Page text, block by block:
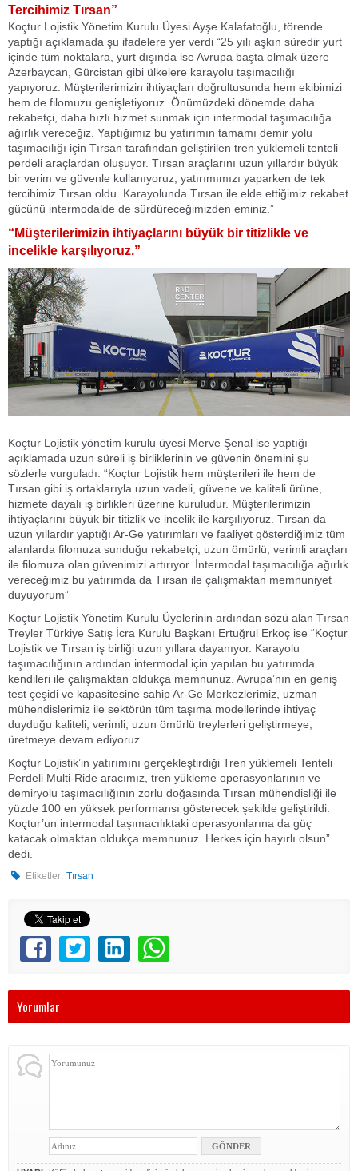
Tercihimiz Tırsan”
Koçtur Lojistik Yönetim Kurulu Üyesi Ayşe Kalafatoğlu, törende
yaptığı açıklamada şu ifadelere yer verdi “25 yılı aşkın süredir yurt
içinde tüm noktalara, yurt dışında ise Avrupa başta olmak üzere
Azerbaycan, Gürcistan gibi ülkelere karayolu taşımacılığı
yapıyoruz. Müşterilerimizin ihtiyaçları doğrultusunda hem ekibimizi
hem de filomuzu genişletiyoruz. Önümüzdeki dönemde daha
rekabetçi, daha hızlı hizmet sunmak için intermodal taşımacılığa
ağırlık vereceğiz. Yaptığımız bu yatırımın tamamı demir yolu
taşımacılığı için Tırsan tarafından geliştirilen tren yüklemeli tenteli
perdeli araçlardan oluşuyor. Tırsan araçlarını uzun yıllardır büyük
bir verim ve güvenle kullanıyoruz, yatırımımızı yaparken de tek
tercihimiz Tırsan oldu. Karayolunda Tırsan ile elde ettiğimiz rekabet
gücünü intermodalde de sürdüreceğimizden eminiz.”
“Müşterilerimizin ihtiyaçlarını büyük bir titizlikle ve
incelikle karşılıyoruz.”
Koçtur Lojistik yönetim kurulu üyesi Merve Şenal ise yaptığı
açıklamada uzun süreli iş birliklerinin ve güvenin önemini şu
sözlerle vurguladı. “Koçtur Lojistik hem müşterileri ile hem de
Tırsan gibi iş ortaklarıyla uzun vadeli, güvene ve kaliteli ürüne,
hizmete dayalı iş birlikleri üzerine kuruludur. Müşterilerimizin
ihtiyaçlarını büyük bir titizlik ve incelik ile karşılıyoruz. Tırsan da
uzun yıllardır yaptığı Ar-Ge yatırımları ve faaliyet gösterdiğimiz tüm
alanlarda filomuza sunduğu rekabetçi, uzun ömürlü, verimli araçları
ile filomuza olan güvenimizi artırıyor. İntermodal taşımacılığa ağırlık
vereceğimiz bu yatırımda da Tırsan ile çalışmaktan memnuniyet
duyuyorum”
Koçtur Lojistik Yönetim Kurulu Üyelerinin ardından sözü alan Tırsan
Treyler Türkiye Satış İcra Kurulu Başkanı Ertuğrul Erkoç ise “Koçtur
Lojistik ve Tırsan iş birliği uzun yıllara dayanıyor. Karayolu
taşımacılığının ardından intermodal için yapılan bu yatırımda
kendileri ile çalışmaktan oldukça memnunuz. Avrupa’nın en geniş
test çeşidi ve kapasitesine sahip Ar-Ge Merkezlerimiz, uzman
mühendislerimiz ile sektörün tüm taşıma modellerinde ihtiyaç
duyduğu kaliteli, verimli, uzun ömürlü treylerleri geliştirmeye,
üretmeye devam ediyoruz.
Koçtur Lojistik’in yatırımını gerçekleştirdiği Tren yüklemeli Tenteli
Perdeli Multi-Ride aracımız, tren yükleme operasyonlarının ve
demiryolu taşımacılığının zorlu doğasında Tırsan mühendisliği ile
yüzde 100 en yüksek performansı gösterecek şekilde geliştirildi.
Koçtur’un intermodal taşımacılıktaki operasyonlarına da güç
katacak olmaktan oldukça memnunuz. Herkes için hayırlı olsun”
dedi.
Etiketler: Tırsan
Yorumlar